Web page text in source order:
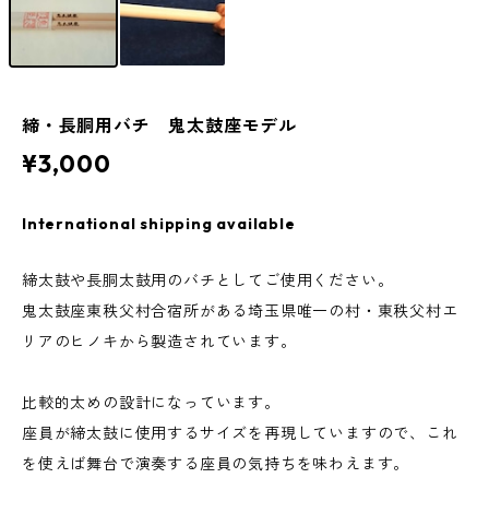
締・長胴用バチ 鬼太鼓座モデル
¥3,000
International shipping available
締太鼓や長胴太鼓用のバチとしてご使用ください。
鬼太鼓座東秩父村合宿所がある埼玉県唯一の村・東秩父村エ
リアのヒノキから製造されています。
比較的太めの設計になっています。
座員が締太鼓に使用するサイズを再現していますので、これ
を使えば舞台で演奏する座員の気持ちを味わえます。